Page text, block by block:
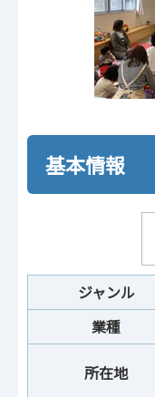
基本情報
ジャンル
業種
所在地